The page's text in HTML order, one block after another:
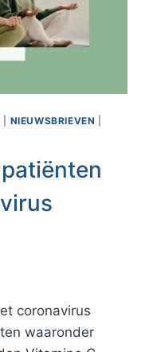
NIEUWSBRIEVEN
coronavirus
waaronder